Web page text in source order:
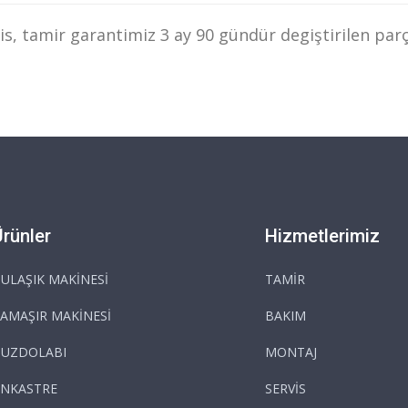
tamir garantimiz 3 ay 90 gündür degiştirilen
MAKİNESİ
MAKİNESİ
Hizmetlerimiz
TAMİR
BAKIM
MONTAJ
SERVİS